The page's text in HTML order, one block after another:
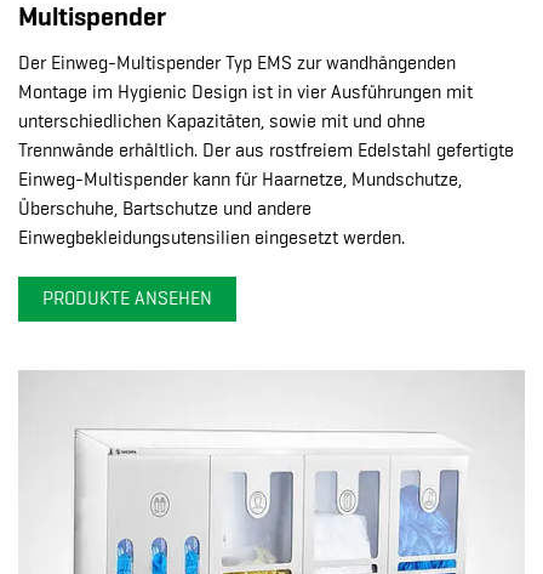
Multispender
Der Einweg-Multispender Typ EMS zur wandhängenden
Montage im Hygienic Design ist in vier Ausführungen mit
unterschiedlichen Kapazitäten, sowie mit und ohne
Trennwände erhältlich. Der aus rostfreiem Edelstahl gefertigte
Einweg-Multispender kann für Haarnetze, Mundschutze,
Überschuhe, Bartschutze und andere
Einwegbekleidungsutensilien eingesetzt werden.
PRODUKTE ANSEHEN